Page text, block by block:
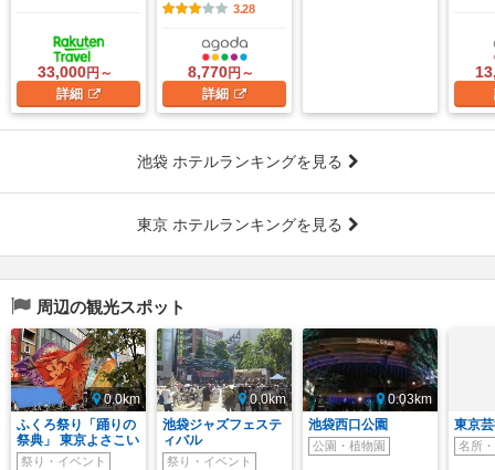
33,000円～
詳細
3.28
8,770円～
詳細
池袋 ホテルランキングを見る
東京 ホテルランキングを見る
周辺の観光スポット
0.0km
ふくろ祭り「踊りの
祭典」 東京よさこい
祭り・イベント
0.0km
池袋ジャズフェステ
ィバル
祭り・イベント
0.03km
池袋西口公園
公園・植物園
東京
名所